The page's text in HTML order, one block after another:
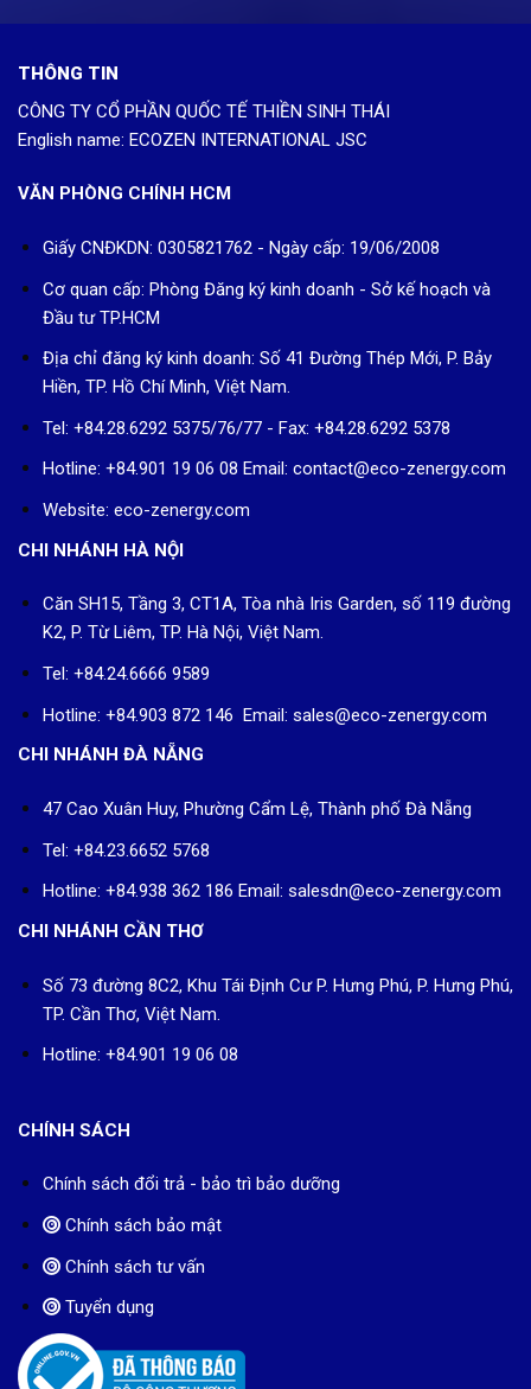
THÔNG TIN
CÔNG TY CỔ PHẦN QUỐC TẾ THIỀN SINH THÁI
English name: ECOZEN INTERNATIONAL JSC
VĂN PHÒNG CHÍNH HCM
Giấy CNĐKDN: 0305821762 - Ngày cấp: 19/06/2008
Cơ quan cấp: Phòng Đăng ký kinh doanh - Sở kế hoạch và
Đầu tư TP.HCM
Địa chỉ đăng ký kinh doanh: Số 41 Đường Thép Mới, P. Bảy
Hiền, TP. Hồ Chí Minh, Việt Nam.
Tel: +84.28.6292 5375/76/77 - Fax: +84.28.6292 5378
Hotline: +84.901 19 06 08 Email: contact@eco-zenergy.com
Website: eco-zenergy.com
CHI NHÁNH HÀ NỘI
Căn SH15, Tầng 3, CT1A, Tòa nhà Iris Garden, số 119 đường
K2, P. Từ Liêm, TP. Hà Nội, Việt Nam.
Tel: +84.24.6666 9589
Hotline: +84.903 872 146 Email: sales@eco-zenergy.com
CHI NHÁNH ĐÀ NẴNG
47 Cao Xuân Huy, Phường Cẩm Lệ, Thành phố Đà Nẵng
Tel: +84.23.6652 5768
Hotline: +84.938 362 186 Email: salesdn@eco-zenergy.com
CHI NHÁNH CẦN THƠ
Số 73 đường 8C2, Khu Tái Định Cư P. Hưng Phú, P. Hưng Phú,
TP. Cần Thơ, Việt Nam.
Hotline: +84.901 19 06 08
CHÍNH SÁCH
Chính sách đổi trả - bảo trì bảo dưỡng
Chính sách bảo mật
Chính sách tư vấn
Tuyển dụng